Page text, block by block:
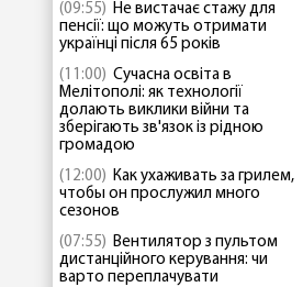
(09:55) Не вистачає стажу для
пенсії: що можуть отримати
українці після 65 років
(11:00) Сучасна освіта в
Мелітополі: як технології
долають виклики війни та
зберігають зв'язок із рідною
громадою
(12:00) Как ухаживать за грилем,
чтобы он прослужил много
сезонов
(07:55) Вентилятор з пультом
дистанційного керування: чи
варто переплачувати